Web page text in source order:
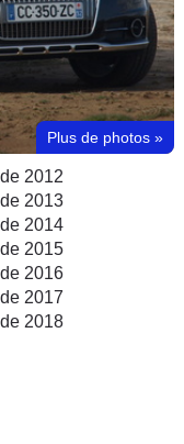
Plus de photos »
2012
2013
2014
2015
2016
2017
2018